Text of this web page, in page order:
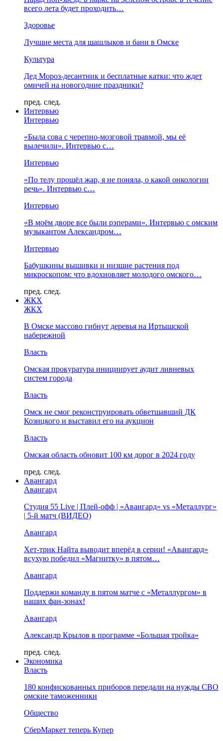
всего лета будет проходить…
Здоровье
Лучшие места для шашлыков и бани в Омске
Культура
Дед Мороз-десантник и бесплатные катки: что ждет
омичей на новогодние праздники?
пред. след.
Интервью
Интервью
«Была сова с черепно-мозговой травмой, мы её
вылечили». Интервью с…
Интервью
«По телу прошёл жар, я не поняла, о какой онкологии
речь». Интервью с…
Интервью
«В моём дворе все были рэперами». Интервью с омским
музыкантом Александром…
Интервью
Бабушкины вышивки и низшие растения под
микроскопом: что вдохновляет молодого омского…
пред. след.
ЖКХ
ЖКХ
В Омске массово гибнут деревья на Иртышской
набережной
Власть
Омская прокуратура инициирует аудит ливневых
систем города
Власть
Омск не смог реконструировать обветшавший ДК
Козицкого и выставил его на аукцион
Власть
Омская область обновит 100 км дорог в 2024 году
пред. след.
Авангард
Авангард
Студия 55 Live | Плей-офф | «Авангард» vs «Металлург»
| 5-й матч (ВИДЕО)
Авангард
Хет-трик Найта выводит вперёд в серии! «Авангард»
всухую победил «Магнитку» в пятом…
Авангард
Поддержи команду в пятом матче с «Металлургом» в
наших фан-зонах!
Авангард
Александр Крылов в программе «Большая тройка»
пред. след.
Экономика
Власть
180 конфискованных приборов передали на нужды СВО
омские таможенники
Общество
СберМаркет теперь Купер